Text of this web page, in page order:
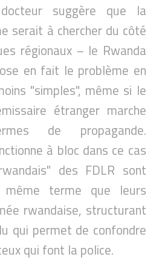
suggère que la
serait à chercher du côté
régionaux – le Rwanda
en fait le problème en
"simples", même si le
étranger marche
de propagande.
à bloc dans ce cas
des FDLR sont
terme que leurs
rwandaise, structurant
qui permet de confondre
qui font la police.